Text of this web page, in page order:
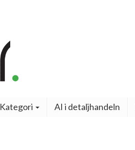
Kategori AI i detaljhandeln